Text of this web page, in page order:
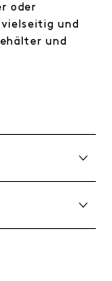
oder
und
und